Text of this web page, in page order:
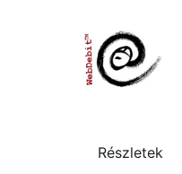
Részletek